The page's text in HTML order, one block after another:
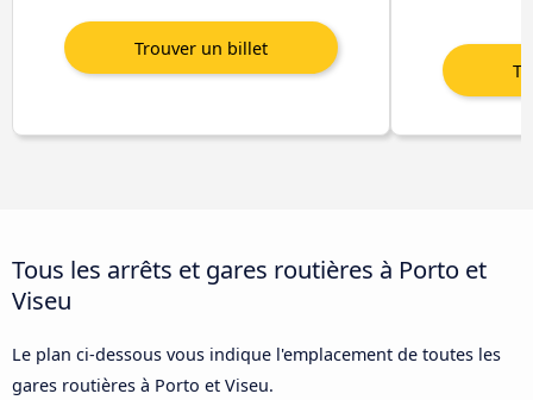
Tous les arrêts et gares routières à Porto et
Viseu
Le plan ci-dessous vous indique l'emplacement de toutes les
gares routières à Porto et Viseu.